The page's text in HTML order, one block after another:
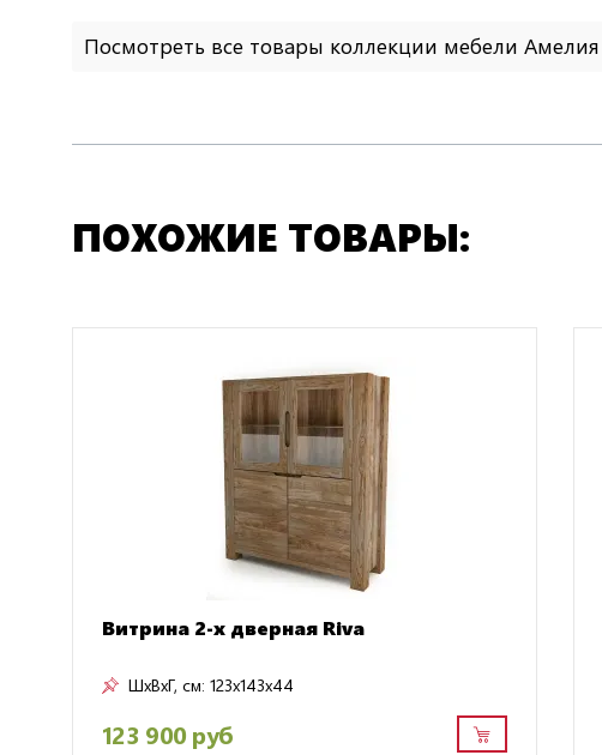
Посмотреть все товары коллекции мебели Амелия
ПОХОЖИЕ ТОВАРЫ:
Витрина 2-х дверная Riva
ШxВxГ, см: 123x143x44
123 900 руб